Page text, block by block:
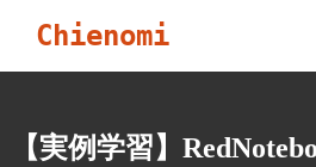
Chienomi
【実例学習】